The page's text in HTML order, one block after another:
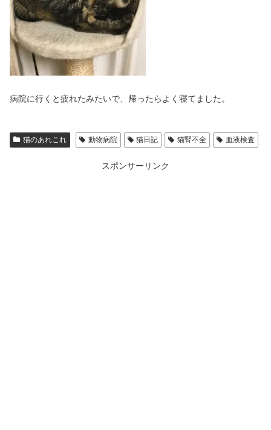
病院に行くと疲れたみたいで、帰ったらよく寝てました。
猫のあれこれ 動物病院 猫日記 猫腎不全 血液検査
スポンサーリンク